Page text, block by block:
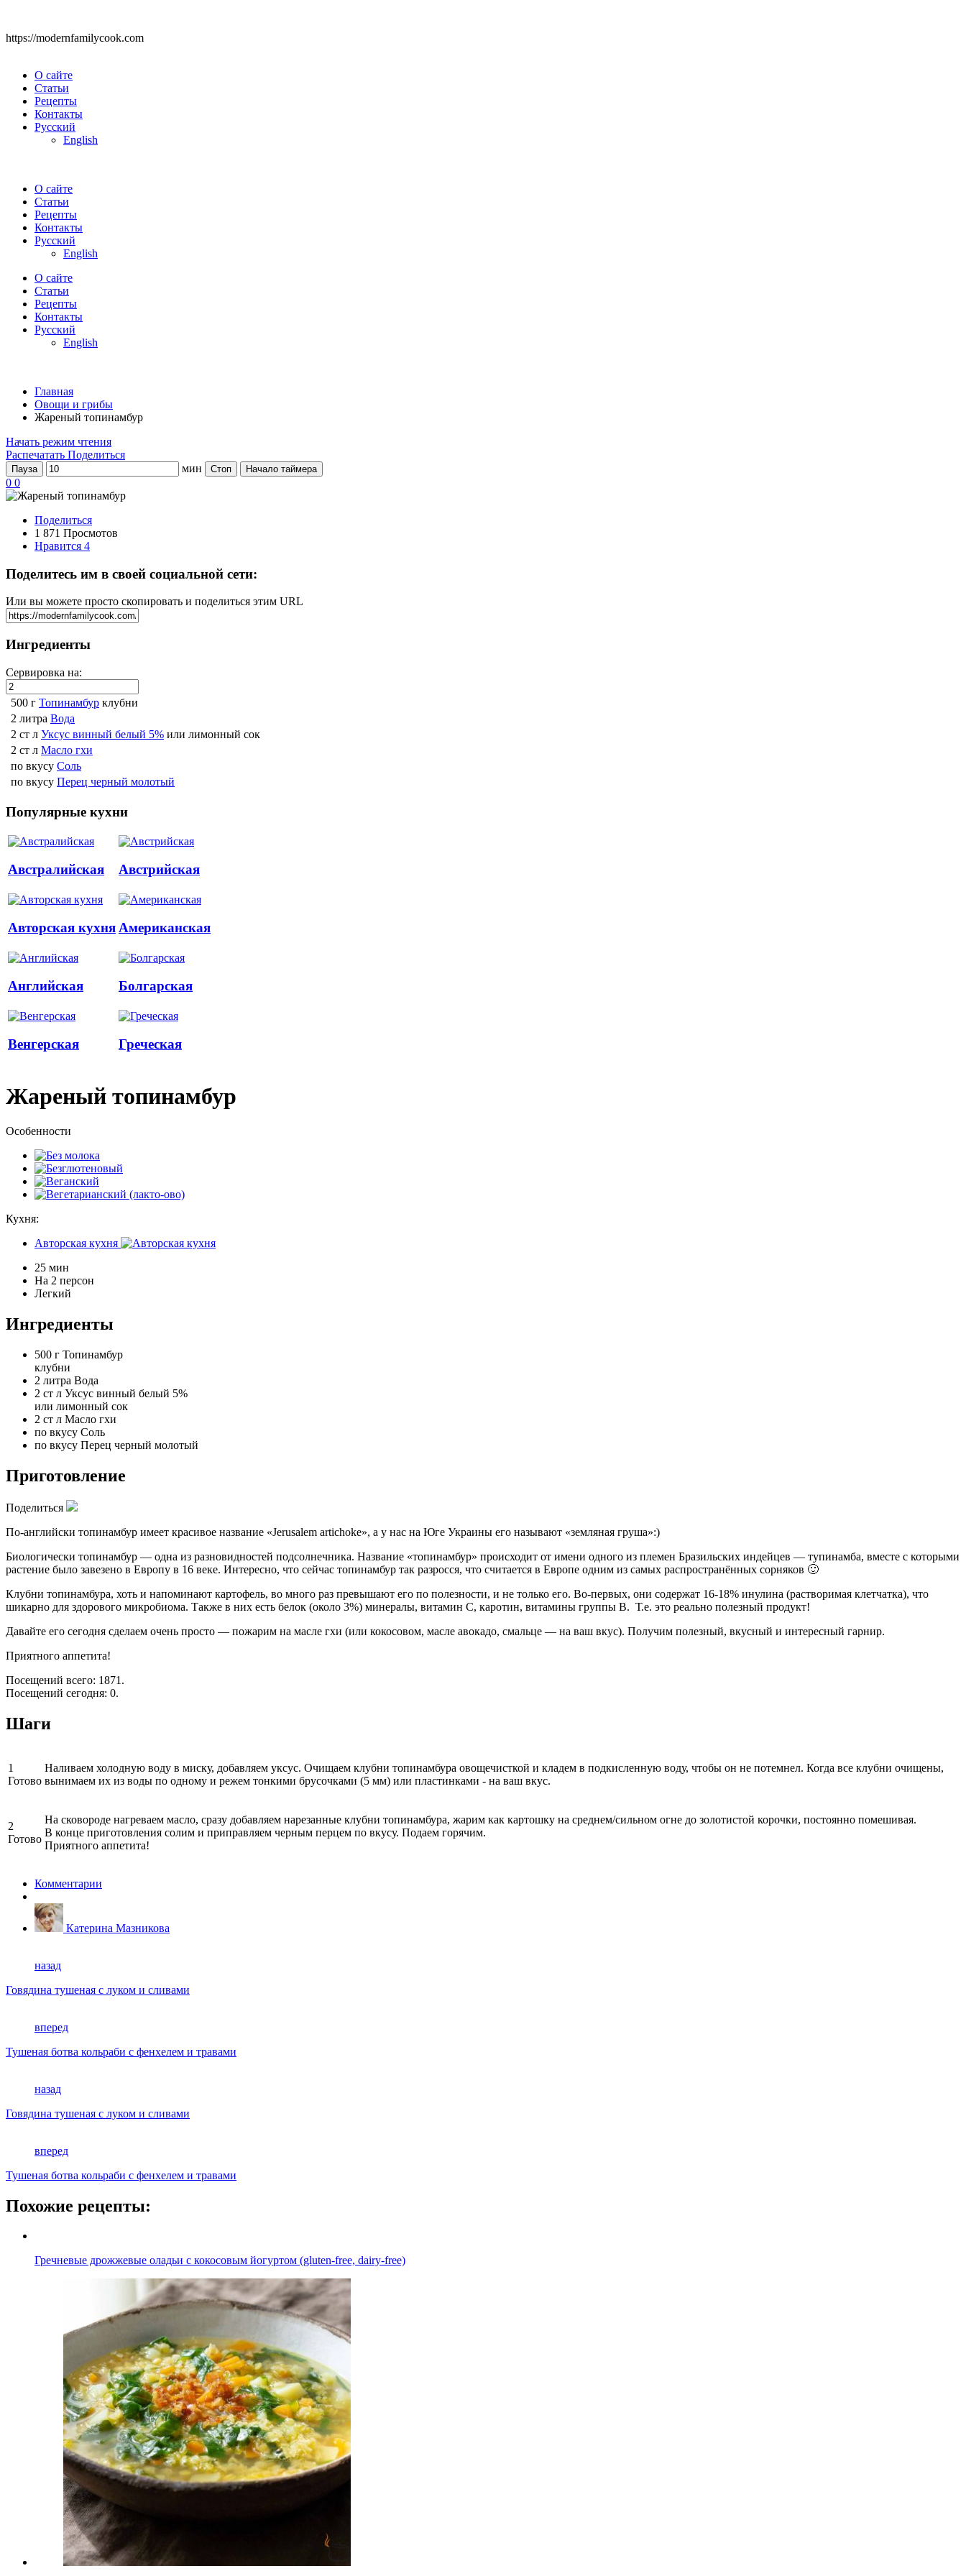
https://modernfamilycook.com
О сайте
Статьи
Рецепты
Контакты
Русский
English
О сайте
Статьи
Рецепты
Контакты
Русский
English
О сайте
Статьи
Рецепты
Контакты
Русский
English
Главная
Овощи и грибы
Жареный топинамбур
Начать режим чтения
Распечатать Поделиться
Пауза мин Стоп Начало таймера
0 0
Поделиться
1 871 Просмотов
Нравится 4
Поделитесь им в своей социальной сети:
Или вы можете просто скопировать и поделиться этим URL
Ингредиенты
Сервировка на:
500 г Топинамбур клубни
2 литра Вода
2 ст л Уксус винный белый 5% или лимонный сок
2 ст л Масло гхи
по вкусу Соль
по вкусу Перец черный молотый
Популярные кухни
Австралийская Австрийская
Авторская кухня Американская
Английская Болгарская
Венгерская Греческая
Жареный топинамбур
Особенности
Кухня:
Авторская кухня
25 мин
На 2 персон
Легкий
Ингредиенты
500 г Топинамбур
клубни
2 литра Вода
2 ст л Уксус винный белый 5%
или лимонный сок
2 ст л Масло гхи
по вкусу Соль
по вкусу Перец черный молотый
Приготовление
Поделиться
По-английски топинамбур имеет красивое название «Jerusalem artichoke», а у нас на Юге Украины его называют «земляная груша»:)
Биологически топинамбур — одна из разновидностей подсолнечника. Название «топинамбур» происходит от имени одного из племен Бразильских индейцев — тупинамба, вместе с которыми
растение было завезено в Европу в 16 веке. Интересно, что сейчас топинамбур так разросся, что считается в Европе одним из самых распространённых сорняков 🙂
Клубни топинамбура, хоть и напоминают картофель, во много раз превышают его по полезности, и не только его. Во-первых, они содержат 16-18% инулина (растворимая клетчатка), что
шикарно для здорового микробиома. Также в них есть белок (около 3%) минералы, витамин С, каротин, витамины группы В. Т.е. это реально полезный продукт!
Давайте его сегодня сделаем очень просто — пожарим на масле гхи (или кокосовом, масле авокадо, смальце — на ваш вкус). Получим полезный, вкусный и интересный гарнир.
Приятного аппетита!
Посещений всего: 1871.
Посещений сегодня: 0.
Шаги
1
Готово
Наливаем холодную воду в миску, добавляем уксус. Очищаем клубни топинамбура овощечисткой и кладем в подкисленную воду, чтобы он не потемнел. Когда все клубни очищены,
вынимаем их из воды по одному и режем тонкими брусочками (5 мм) или пластинками - на ваш вкус.
2
Готово
На сковороде нагреваем масло, сразу добавляем нарезанные клубни топинамбура, жарим как картошку на среднем/сильном огне до золотистой корочки, постоянно помешивая.
В конце приготовления солим и приправляем черным перцем по вкусу. Подаем горячим.
Приятного аппетита!
Комментарии
Катерина Мазникова
назад
Говядина тушеная с луком и сливами
вперед
Тушеная ботва кольраби с фенхелем и травами
назад
Говядина тушеная с луком и сливами
вперед
Тушеная ботва кольраби с фенхелем и травами
Похожие рецепты:
Гречневые дрожжевые оладьи с кокосовым йогуртом (gluten-free, dairy-free)